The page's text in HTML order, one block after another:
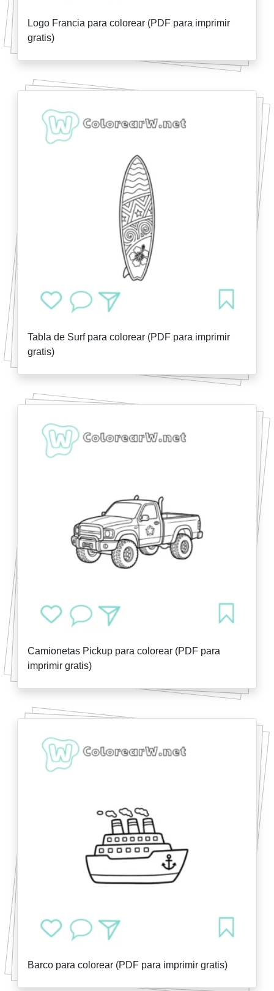
Logo Francia para colorear (PDF para imprimir
gratis)
Tabla de Surf para colorear (PDF para imprimir
gratis)
Camionetas Pickup para colorear (PDF para
imprimir gratis)
Barco para colorear (PDF para imprimir gratis)